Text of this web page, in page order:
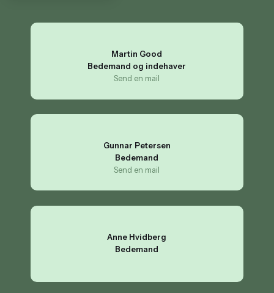
Martin Good
​Bedemand og indehaver
Send en mail
Gunnar Petersen
Bedemand
Send en mail
Anne Hvidberg
​Bedemand